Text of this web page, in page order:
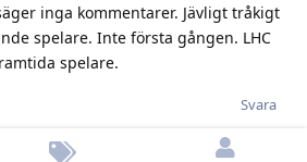
inga kommentarer. Jävligt tråkigt
spelare. Inte första gången. LHC
spelare.
Svara